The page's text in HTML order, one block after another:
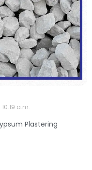
10:19 a.m.
Plastering